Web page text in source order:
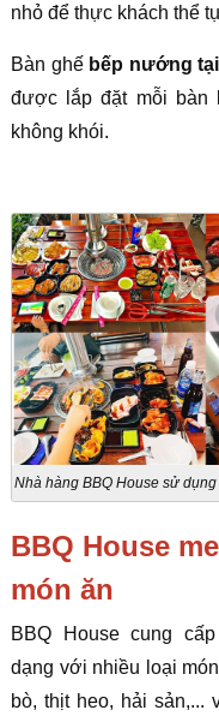
nhỏ để thực khách thể
Bàn ghế bếp nướng
được lắp đặt mỗi bàn
không khói.
Nhà hàng BBQ House sử
BBQ House
món ăn
BBQ House cung
dạng với nhiều loại
bò, thịt heo, hải sản,...